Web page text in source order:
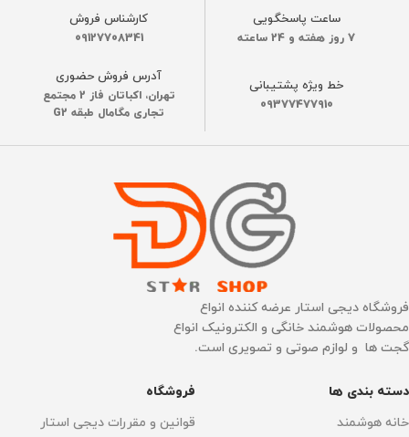
اتصال به گوشی موبایل
اتصال به WI-FI Wi-Fi 6
25.2 x 24.6 x 11.5 سانتی‌متر
قابلیت نصب نرم‌افزار
قابلیت ضبط برنامه
شیائومی
دارد
اتصال به WI-FI
GHz/5 GHz
نوع نمایشگر
ساعت پاسخگویی
7 روز هفته و 24 ساعته
کارشناس فروش
09127708341
خط ویژه پشتیبانی
09377477910
آدرس فروش حضوری
تهران، اکباتان فاز 2 مجتمع
تجاری مگامال طبقه G2
فروشگاه دیجی استار عرضه کننده انواع
محصولات هوشمند خانگی و الکترونیک انواع
گجت ها و لوازم صوتی و تصویری است.
دسته بندی ها
خانه هوشمند
فروشگاه
قوانین و مقررات دیجی استار